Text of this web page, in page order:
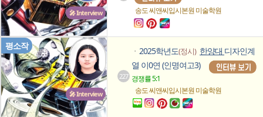
🎤 Interview
송도 씨앤씨입시본원미술학원
🎤 Interview
평소작
227
ㆍ 2025학년도(정시) 한양대 디자인계
열 이0연 (인명여고3)
경쟁률 5:1
송도 씨앤씨입시본원미술학원